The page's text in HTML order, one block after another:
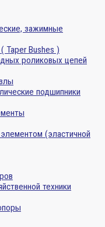
зажимные
Taper Bushes )
роликовых цепей
подшипники
(эластичной
техники